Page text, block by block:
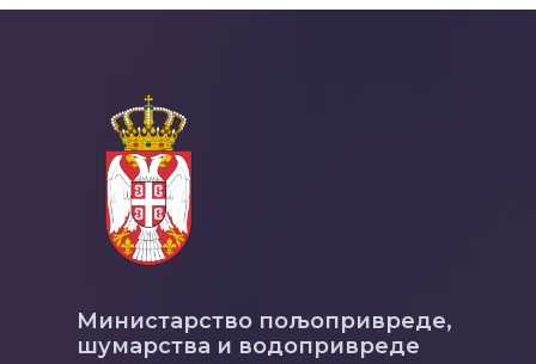
Министарство пољопривреде,
шумарства и водопривреде